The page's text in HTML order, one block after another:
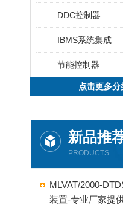
DDC控制器
IBMS系统集成
节能控制器
点击更多分
新品推
PRODUCTS
MLVAT/2000-
装置-专业厂家提